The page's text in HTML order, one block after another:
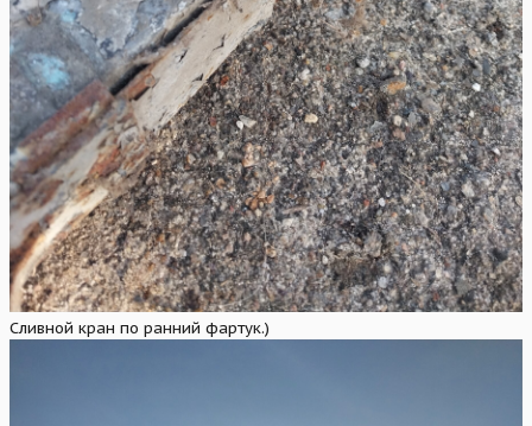
Сливной кран по ранний фартук.)